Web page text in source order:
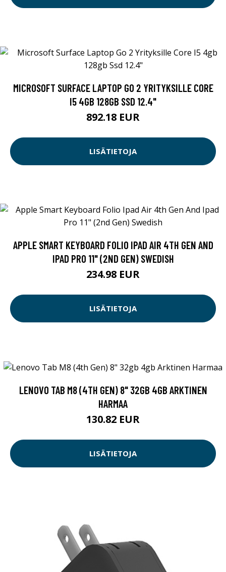
MICROSOFT SURFACE LAPTOP GO 2 YRITYKSILLE CORE
I5 4GB 128GB SSD 12.4"
892.18 EUR
LISÄTIETOJA
APPLE SMART KEYBOARD FOLIO IPAD AIR 4TH GEN AND
IPAD PRO 11" (2ND GEN) SWEDISH
234.98 EUR
LISÄTIETOJA
LENOVO TAB M8 (4TH GEN) 8" 32GB 4GB ARKTINEN
HARMAA
130.82 EUR
LISÄTIETOJA